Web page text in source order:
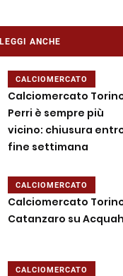
LEGGI ANCHE
CALCIOMERCATO
Calciomercato
Perri è sempre più
vicino: chiusura
fine settimana
CALCIOMERCATO
Calciomercato
Catanzaro su Acquah
CALCIOMERCATO